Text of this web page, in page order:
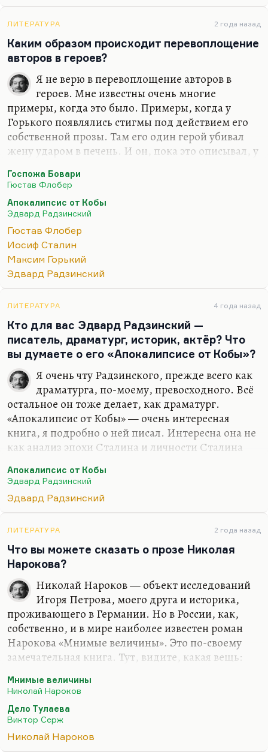
ЛИТЕРАТУРА 2 года назад
Каким образом происходит перевоплощение
авторов в героев?
Я не верю в перевоплощение авторов в
героев. Мне известны очень многие
примеры, когда это было. Примеры, когда у
Горького появлялись стигмы под действием его
собственной прозы. Там его один герой убивал
жену ударом в печень. И он, пока это описывал, у
кровоподтек, в области печени на животе. Или
Флобер, который испытывал рвоту и тошноту,
головокружение, описывая симптомы отравления
Эммы Бовари.
Но мне кажется, что это какие-то крайние случаи,
какая-то избыточная эмпатия. Писатель ни в кого
не перевоплощается. Так мне кажется.
перевоплощения бывают. Но писатель —
профессия принципиально другая. Мне кажется,
он…
Госпожа Бовари
Гюстав Флобер
Апокалипсис от Кобы
Эдвард Радзинский
Гюстав Флобер
Иосиф Сталин
Максим Горький
Эдвард Радзинский
ЛИТЕРАТУРА 4 года назад
Кто для вас Эдвард Радзинский —
писатель, драматург, историк, актёр? Что
вы думаете о его «Апокалипсисе от Кобы»?
Я очень чту Радзинского, прежде всего как
драматурга, по-моему, превосходного. Всё
остальное он тоже делает, как драматург.
«Апокалипсис от Кобы» — очень интересная
книга, я подробно о ней писал. Интересна она не
как анализ эпохи Сталина и личности Сталина
что хотел, по-моему), а как анализ личности
человека свиты. Вот друг Сталина: как он
оправдывает себя, как он всё понимает и
психологическая вещь. Хорошая книга, я её всем
рекомендую.
Апокалипсис от Кобы
Эдвард Радзинский
Эдвард Радзинский
ЛИТЕРАТУРА 2 года назад
Что вы можете сказать о прозе Николая
Нарокова?
Николай Нароков — объект исследований
Игоря Петрова, моего друга и историка,
проживающего в Германии. Но в России, как,
собственно, и в мире наиболее известен роман
Нарокова «Мнимые величины». Это по-своему
замечательная книга. Тут, видите, какая вещь:
многообразна. Нам сейчас кажется издали, что
все это сплошной социалистический реализм. Это
далеко не так. Существовал некоторый слой
литературы подпольный, который в это время
либо печатался за границей, либо хранился в
Мнимые величины
Николай Нароков
Дело Тулаева
Виктор Серж
Николай Нароков